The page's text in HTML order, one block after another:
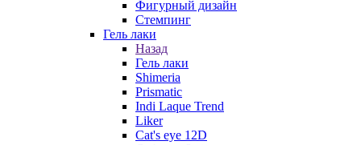
Фигурный дизайн
Стемпинг
Гель лаки
Назад
Гель лаки
Shimeria
Prismatic
Indi Laque Trend
Liker
Cat's eye 12D